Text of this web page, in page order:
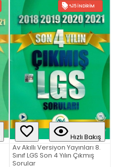
%15 İNDIRIM
Hızlı Bakış
Av Akıllı Versiyon Yayınları 8.
Sınıf LGS Son 4 Yılın Çıkmış
Sorular